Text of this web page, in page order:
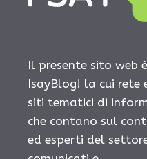
Il presente sito web
IsayBlog! la cui rete
siti tematici di
che contano sul
ed esperti del